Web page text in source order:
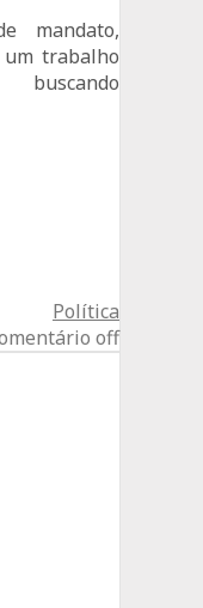
mandato,
trabalho
Política
off